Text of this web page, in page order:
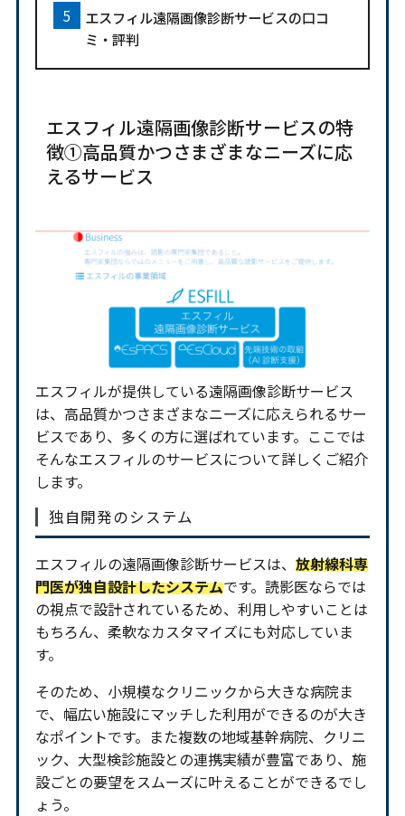
エスフィル遠隔画像診断サービスの口コ
ミ・評判
エスフィル遠隔画像診断サービスの特
徴①高品質かつさまざまなニーズに応
えるサービス
エスフィルが提供している遠隔画像診断サービス
は、高品質かつさまざまなニーズに応えられるサー
ビスであり、多くの方に選ばれています。ここでは
そんなエスフィルのサービスについて詳しくご紹介
します。
独自開発のシステム
エスフィルの遠隔画像診断サービスは、 放射線科専
門医が独自設計したシステムです。読影医ならでは
の視点で設計されているため、利用しやすいことは
もちろん、柔軟なカスタマイズにも対応していま
す。
そのため、小規模なクリニックから大きな病院ま
で、幅広い施設にマッチした利用ができるのが大き
なポイントです。また複数の地域基幹病院、クリニ
ック、大型検診施設との連携実績が豊富であり、施
設ごとの要望をスムーズに叶えることができるでし
ょう。